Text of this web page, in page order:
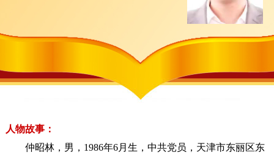
人物故事：
仲昭林，男，1986年6月生，中共党员，天津市东丽区东